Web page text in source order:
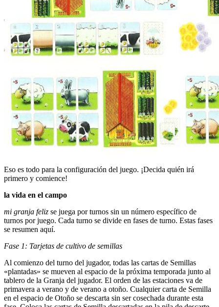
Eso es todo para la configuración del juego. ¡Decida quién irá
primero y comience!
la vida en el campo
mi granja feliz se juega por turnos sin un número específico de
turnos por juego. Cada turno se divide en fases de turno. Estas fases
se resumen aquí.
Fase 1: Tarjetas de cultivo de semillas
Al comienzo del turno del jugador, todas las cartas de Semillas
«plantadas» se mueven al espacio de la próxima temporada junto al
tablero de la Granja del jugador. El orden de las estaciones va de
primavera a verano y de verano a otoño. Cualquier carta de Semilla
en el espacio de Otoño se descarta sin ser cosechada durante esta